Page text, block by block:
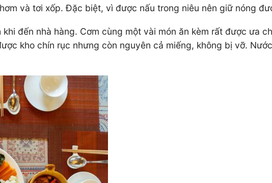
và tơi xốp. Đặc biệt, vì được nấu trong niêu nên giữ nóng
đến nhà hàng. Cơm cùng một vài món ăn kèm rất được ưa
kho chín rục nhưng còn nguyên cả miếng, không bị vỡ.